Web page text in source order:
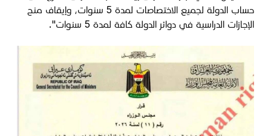
حساب الدولة لجميع الاختصاصات لمدة 5 سنوات، وإيقاف منح
الإجازات الدراسية في دوائر الدولة كافة لمدة 5 سنوات".